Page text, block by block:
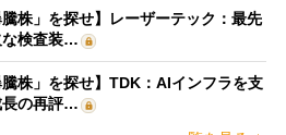
騰株」を探せ】レーザーテック：最先
な検査装…
騰株」を探せ】TDK：AIインフラを支
の再評…